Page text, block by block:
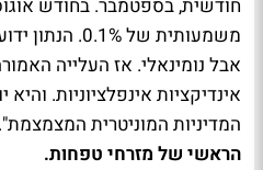
חודשית, בספטמבר. בחודש
משמעותית של
אבל נומינאלי. אז העלייה
אינדיקציות אינפלציוניות.
המדיניות המוניטרית
הראשי של מזרחי טפחות.